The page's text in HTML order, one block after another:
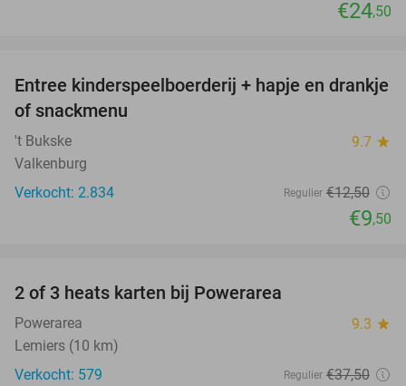
€24,50
24%
Entree kinderspeelboerderij + hapje en drankje
of snackmenu
't Bukske 9.7 star
Valkenburg
Verkocht: 2.834
Regulier €12,50
€9,50
2 of 3 heats karten bij Powerarea
Powerarea 9.3 star
Lemiers (10 km)
Verkocht: 579
Regulier €37,50